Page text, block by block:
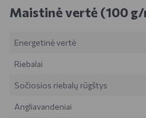
Maistinė vertė (100
Energetinė vertė
Riebalai
Sočiosios riebalų rūgštys
Angliavandeniai